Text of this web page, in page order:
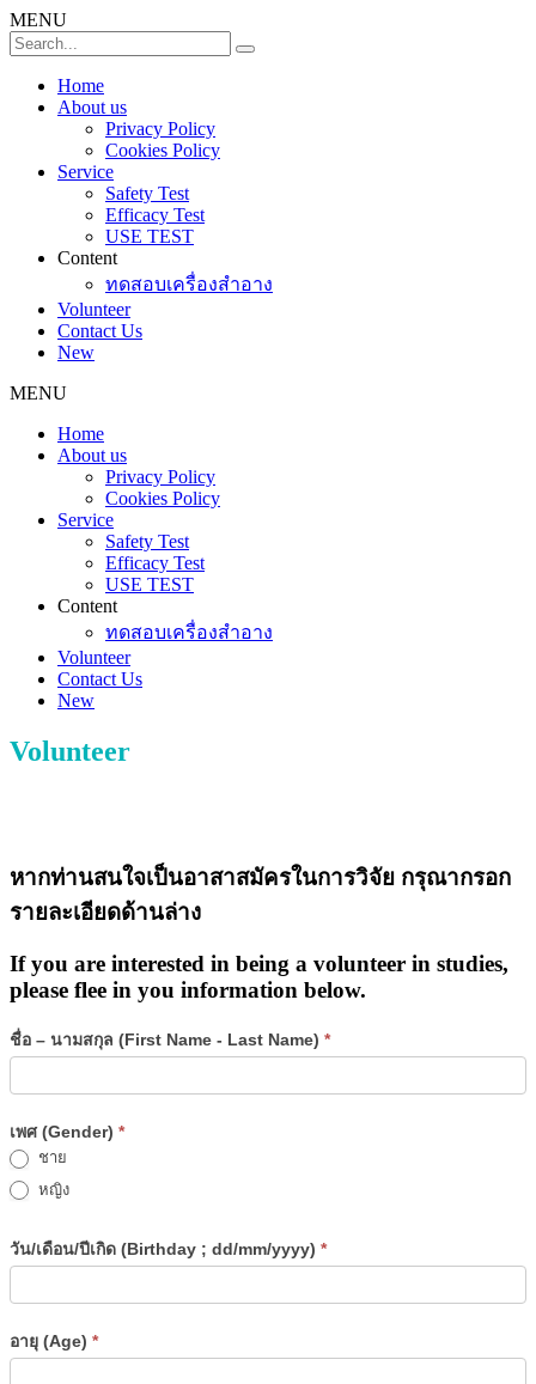
MENU
Home
About us
Privacy Policy
Cookies Policy
Service
Safety Test
Efficacy Test
USE TEST
Content
ทดสอบเครื่องสำอาง
Volunteer
Contact Us
New
MENU
Home
About us
Privacy Policy
Cookies Policy
Service
Safety Test
Efficacy Test
USE TEST
Content
ทดสอบเครื่องสำอาง
Volunteer
Contact Us
New
Volunteer
หากท่านสนใจเป็นอาสาสมัครในการวิจัย กรุณากรอก
รายละเอียดด้านล่าง
If you are interested in being a volunteer in studies,
please flee in you information below.
Volunteer
ชื่อ – นามสกุล (First Name - Last Name) *
เพศ (Gender) *
ชาย
หญิง
วัน/เดือน/ปีเกิด (Birthday ; dd/mm/yyyy) *
อายุ (Age) *